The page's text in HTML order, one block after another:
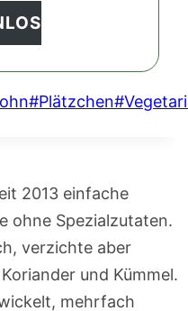
#Plätzchen#
2013 einfache
ohne Spezialzutaten.
verzichte aber
und Kümmel.
mehrfach